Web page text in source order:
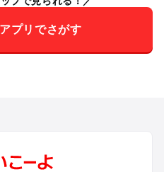
プリでさがす